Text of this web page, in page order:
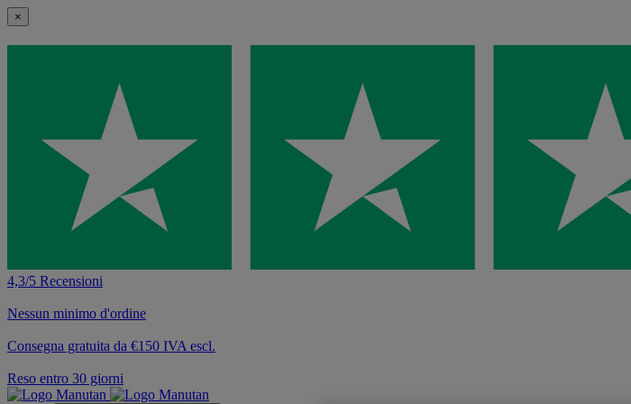
×
4,3/5 Recensioni
Nessun minimo d'ordine
Consegna gratuita da €150 IVA escl.
Reso entro 30 giorni